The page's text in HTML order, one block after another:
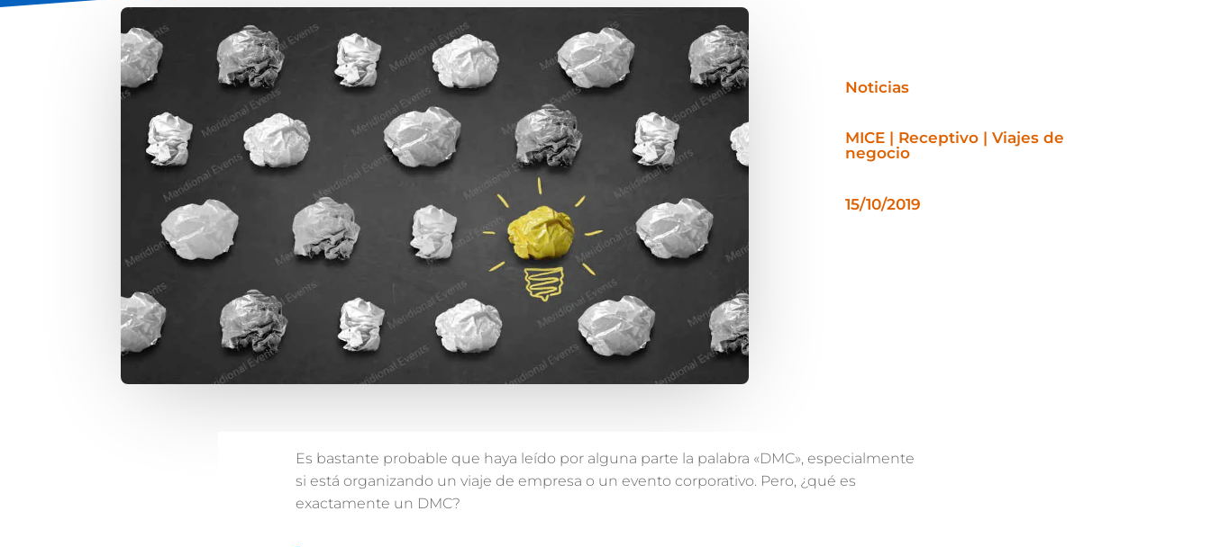
Noticias
MICE | Receptivo | Viajes de
negocio
15/10/2019
Es bastante probable que haya leído por alguna parte la palabra «DMC», especialmente
si está organizando un viaje de empresa o un evento corporativo. Pero, ¿qué es
exactamente un DMC?